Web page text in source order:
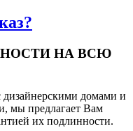
НА ВСЮ
дизайнерскими домами и
мы предлагает Вам
их подлинности.